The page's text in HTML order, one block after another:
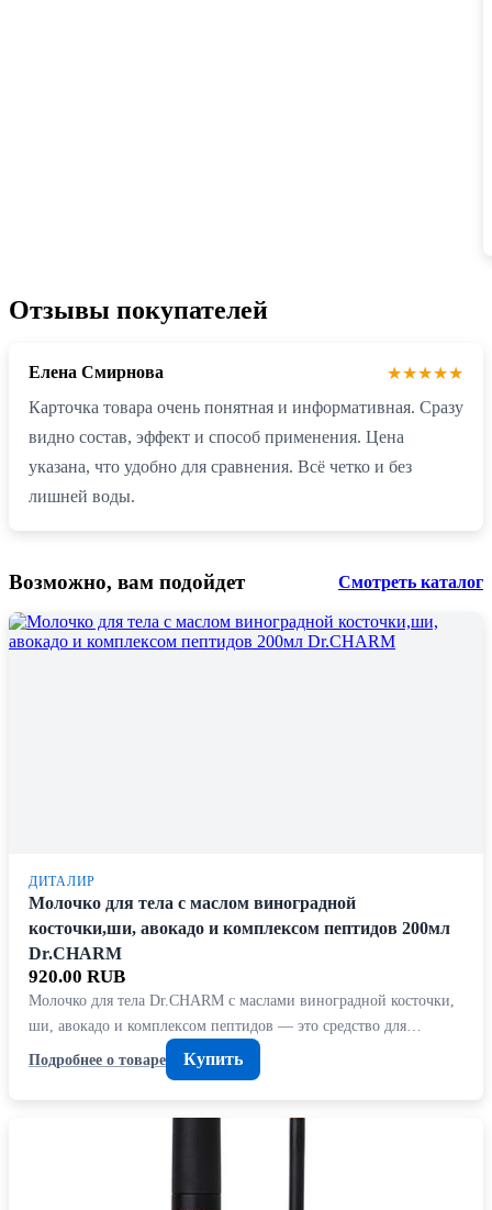
Отзывы покупателей
Елена Смирнова
★★★★★
Карточка товара очень понятная и информативная. Сразу
видно состав, эффект и способ применения. Цена
указана, что удобно для сравнения. Всё четко и без
лишней воды.
Возможно, вам подойдет Смотреть каталог
ДИТАЛИР
Молочко для тела с маслом виноградной
косточки,ши, авокадо и комплексом пептидов 200мл
Dr.CHARM
920.00 RUB
Молочко для тела Dr.CHARM с маслами виноградной косточки,
ши, авокадо и комплексом пептидов — это средство для…
Подробнее о товаре
Купить